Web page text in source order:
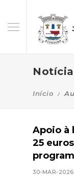
Início
Apoio à
25
30-MAR-2026